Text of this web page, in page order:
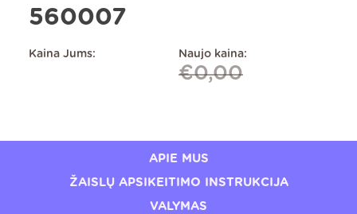
560007
Kaina Jums: Naujo kaina:
€0,00
APIE MUS
ŽAISLŲ APSIKEITIMO INSTRUKCIJA
VALYMAS